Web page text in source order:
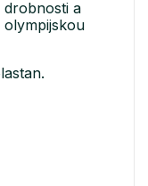
drobnosti a